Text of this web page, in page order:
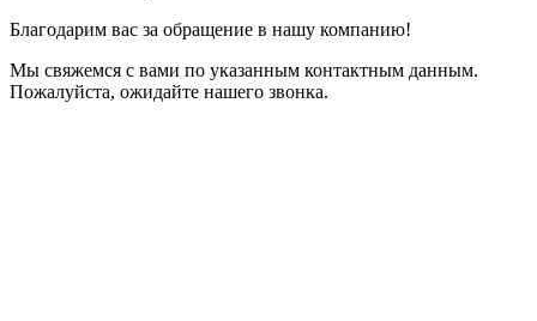
Благодарим вас за обращение в нашу компанию!
Мы свяжемся с вами по указанным контактным данным.
Пожалуйста, ожидайте нашего звонка.